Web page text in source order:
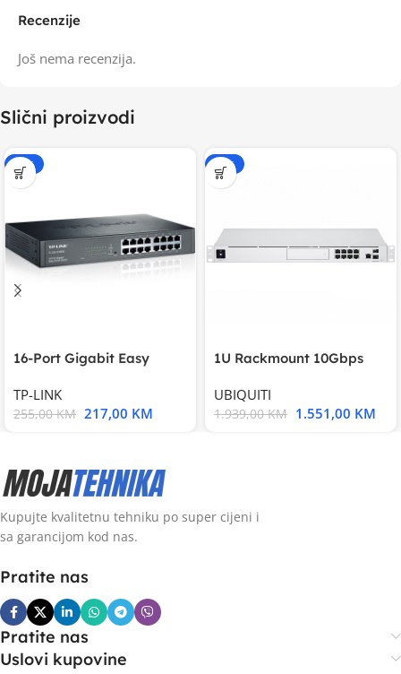
Recenzije
Još nema recenzija.
Slični proizvodi
-15%
16-Port Gigabit Easy
TP-LINK
255,00KM 217,00 KM
-20%
1U Rackmount 10Gbps
UBIQUITI
1.939,00KM 1.551,00 KM
Kupujte kvalitetnu tehniku po super cijeni i
sa garancijom kod nas.
Pratite nas
Pratite nas
Uslovi kupovine